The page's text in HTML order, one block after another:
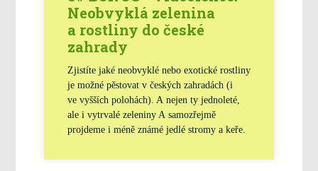
Neobvyklá zelenina
a rostliny do české
zahrady
Zjistíte jaké neobvyklé nebo exotické rostliny
je možné pěstovat v českých zahradách (i
ve vyšších polohách). A nejen ty jednoleté,
ale i vytrvalé zeleniny A samozřejmě
projdeme i méně známé jedlé stromy a keře.